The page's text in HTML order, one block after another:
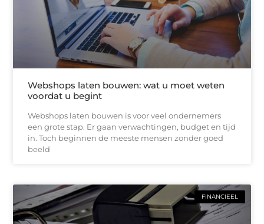
Webshops laten bouwen: wat u moet weten
voordat u begint
Webshops laten bouwen is voor veel ondernemers
een grote stap. Er gaan verwachtingen, budget en tijd
in. Toch beginnen de meeste mensen zonder goed
beeld
FINANCIEEL